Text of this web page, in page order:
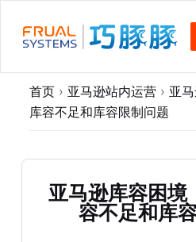
过
首页 › 亚马逊站内运营 › 亚
库容不足和库容限制问题
亚马逊库容困境
容不足和库